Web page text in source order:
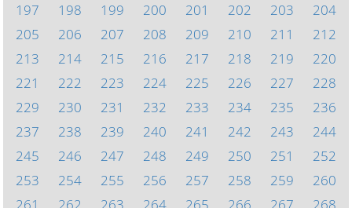
197
198 199 200 201 202 203
204
205
206 207 208 209 210 211
212
213
214 215 216 217 218 219
220
221
222 223 224 225 226 227
228
229
230 231 232 233 234 235
236
237
238 239 240 241 242 243
244
245
246 247 248 249 250 251
252
253
254 255 256 257 258 259
260